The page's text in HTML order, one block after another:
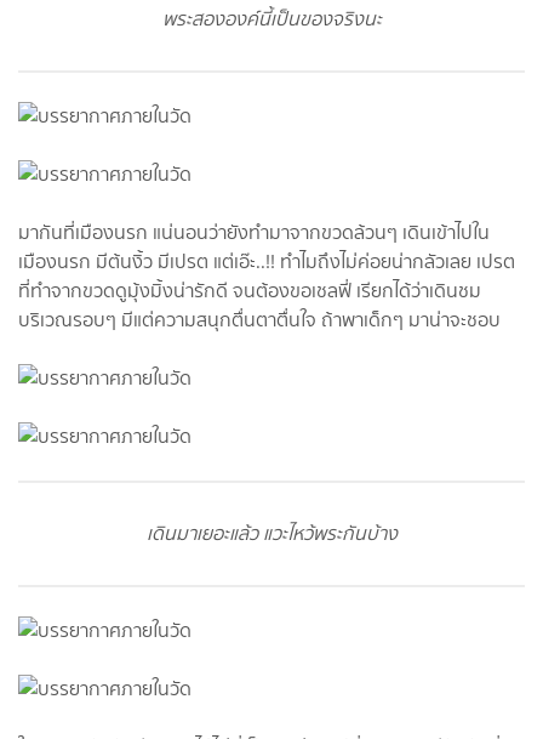
พระสององค์นี้เป็นของจริงนะ
มากันที่เมืองนรก แน่นอนว่ายังทำมาจากขวดล้วนๆ เดินเข้าไปใน
เมืองนรก มีต้นงิ้ว มีเปรต แต่เอ๊ะ..!! ทำไมถึงไม่ค่อยน่ากลัวเลย เปรต
ที่ทำจากขวดดูมุ้งมิ้งน่ารักดี จนต้องขอเชลฟี่ เรียกได้ว่าเดินชม
บริเวณรอบๆ มีแต่ความสนุกตื่นตาตื่นใจ ถ้าพาเด็กๆ มาน่าจะชอบ
เดินมาเยอะแล้ว แวะไหว้พระกันบ้าง